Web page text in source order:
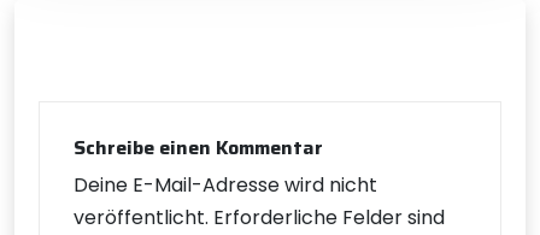
Schreibe einen Kommentar
Deine E-Mail-Adresse wird nicht
veröffentlicht. Erforderliche Felder sind